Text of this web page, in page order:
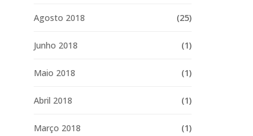
Agosto 2018 (25)
Junho 2018 (1)
Maio 2018 (1)
Abril 2018 (1)
Março 2018 (1)